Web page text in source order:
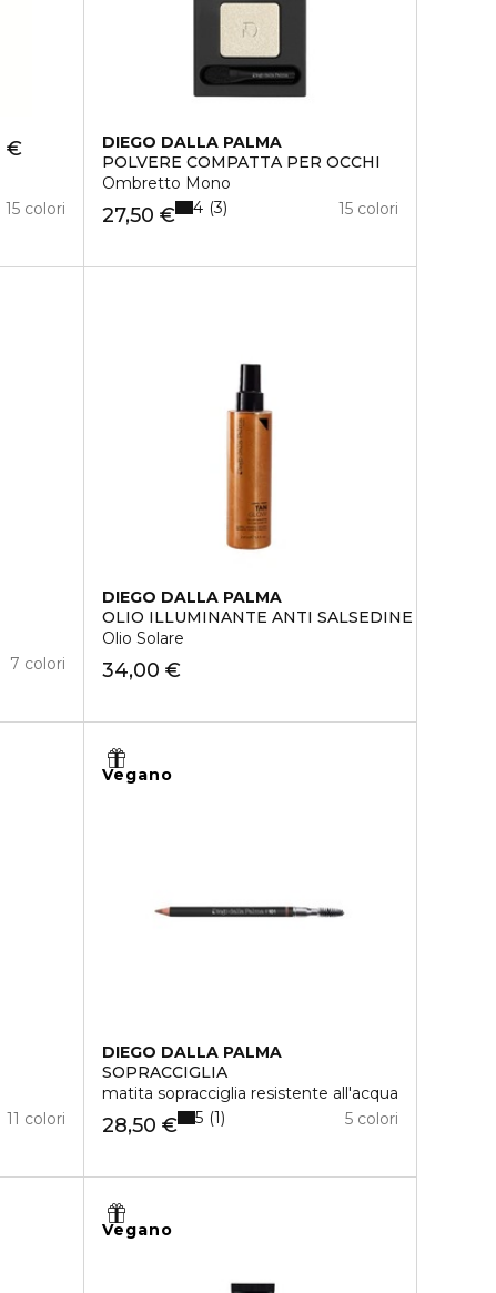
€
15 colori
DIEGO DALLA PALMA
POLVERE COMPATTA PER OCCHI
Ombretto Mono
27,50 € 15 colori
4 3
7 colori
DIEGO DALLA PALMA
OLIO ILLUMINANTE ANTI SALSEDINE
Olio Solare
34,00 €
11 colori
Vegano
DIEGO DALLA PALMA
SOPRACCIGLIA
matita sopracciglia resistente all'acqua
28,50 € 5 colori
5 1
Vegano